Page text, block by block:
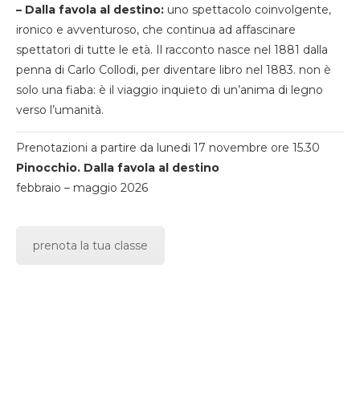
– Dalla favola al destino: uno spettacolo coinvolgente,
ironico e avventuroso, che continua ad affascinare
spettatori di tutte le età. Il racconto nasce nel 1881 dalla
penna di Carlo Collodi, per diventare libro nel 1883. non è
solo una fiaba: è il viaggio inquieto di un’anima di legno
verso l’umanità.
Prenotazioni a partire da lunedi 17 novembre ore 15.30
Pinocchio. Dalla favola al destino
febbraio – maggio 2026
prenota la tua classe